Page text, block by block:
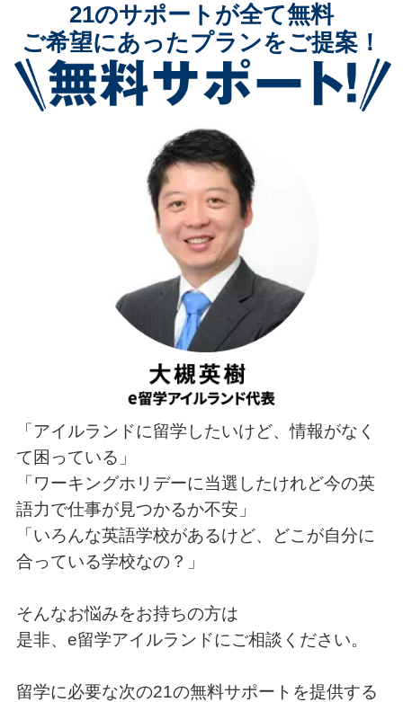
21のサポートが全て無料
ご希望にあったプランをご提案！
「アイルランドに留学したいけど、情報がなく
て困っている」
「ワーキングホリデーに当選したけれど今の英
語力で仕事が見つかるか不安」
「いろんな英語学校があるけど、どこが自分に
合っている学校なの？」
そんなお悩みをお持ちの方は
是非、e留学アイルランドにご相談ください。
留学に必要な次の21の無料サポートを提供する